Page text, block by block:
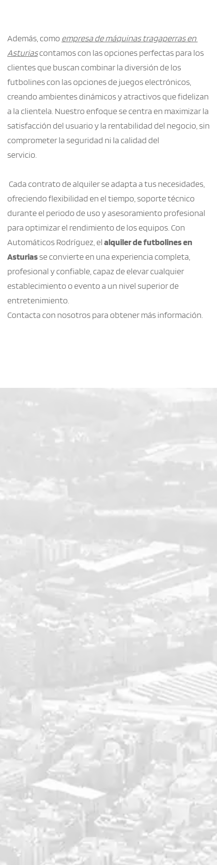
Además, como empresa de máquinas tragaperras en
Asturias contamos con las opciones perfectas para los
clientes que buscan combinar la diversión de los
futbolines con las opciones de juegos electrónicos,
creando ambientes dinámicos y atractivos que fidelizan
a la clientela. Nuestro enfoque se centra en maximizar la
satisfacción del usuario y la rentabilidad del negocio, sin
comprometer la seguridad ni la calidad del
servicio.
ofreciendo flexibilidad en el tiempo, soporte técnico
durante el periodo de uso y asesoramiento profesional
para optimizar el rendimiento de los equipos. Con
Automáticos Rodríguez, el alquiler de futbolines en
Asturias se convierte en una experiencia completa,
profesional y confiable, capaz de elevar cualquier
establecimiento o evento a un nivel superior de
entretenimiento.
Contacta con nosotros para obtener más información.